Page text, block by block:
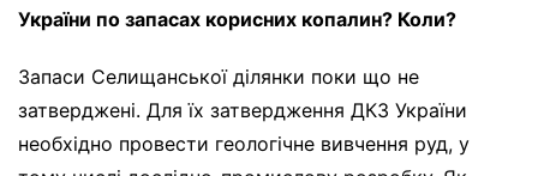
України по запасах корисних копалин? Коли?
Запаси Селищанської ділянки поки що не
затверджені. Для їх затвердження ДКЗ України
необхідно провести геологічне вивчення руд, у